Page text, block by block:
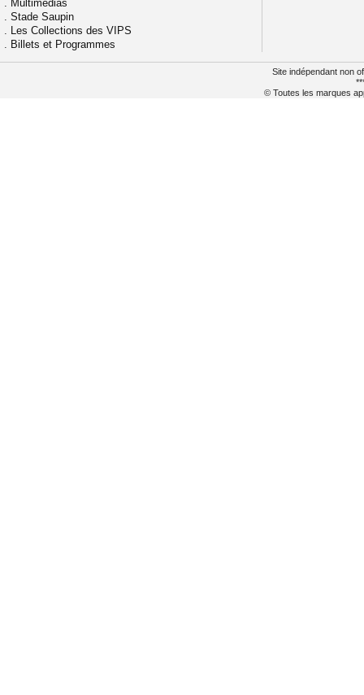
. Multimédias
. Stade Saupin
. Les Collections des VIPS
. Billets et Programmes
Site indépendant non
© Toutes les marques